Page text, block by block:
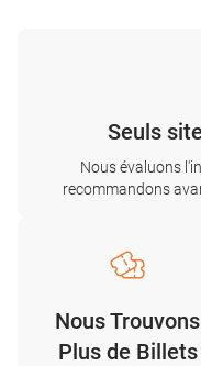
Seuls
Nous évaluons
recommandons
Nous Trouvons
Plus de Billets